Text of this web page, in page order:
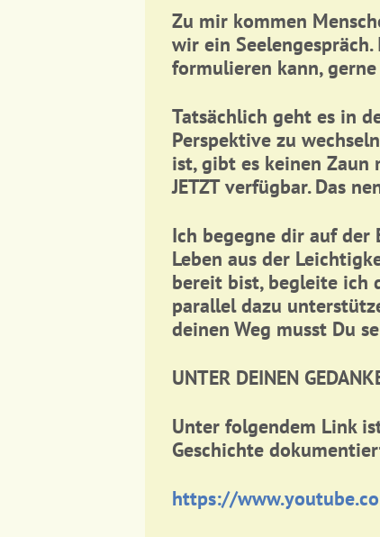
Zu mir kommen
wir ein
formulieren kann,
Tatsächlich geht es in
Perspektive zu
ist, gibt es keinen
JETZT verfügbar. Das
Ich begegne dir auf der
Leben aus der
bereit bist, begleite ich
parallel dazu
deinen Weg musst Du
UNTER DEINEN
Unter folgendem Link
Geschichte
https://